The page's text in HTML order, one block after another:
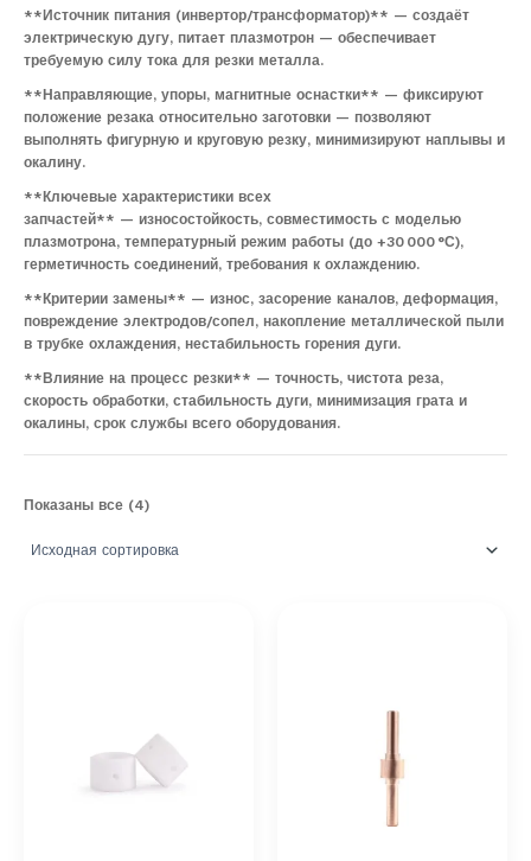
**Источник питания (инвертор/трансформатор)** — создаёт
электрическую дугу, питает плазмотрон — обеспечивает
требуемую силу тока для резки металла.
**Направляющие, упоры, магнитные оснастки** — фиксируют
положение резака относительно заготовки — позволяют
выполнять фигурную и круговую резку, минимизируют наплывы и
окалину.
**Ключевые характеристики всех
запчастей** — износостойкость, совместимость с моделью
плазмотрона, температурный режим работы (до +30 000 °С),
герметичность соединений, требования к охлаждению.
**Критерии замены** — износ, засорение каналов, деформация,
повреждение электродов/сопел, накопление металлической пыли
в трубке охлаждения, нестабильность горения дуги.
**Влияние на процесс резки** — точность, чистота реза,
скорость обработки, стабильность дуги, минимизация грата и
окалины, срок службы всего оборудования.
Показаны все (4)